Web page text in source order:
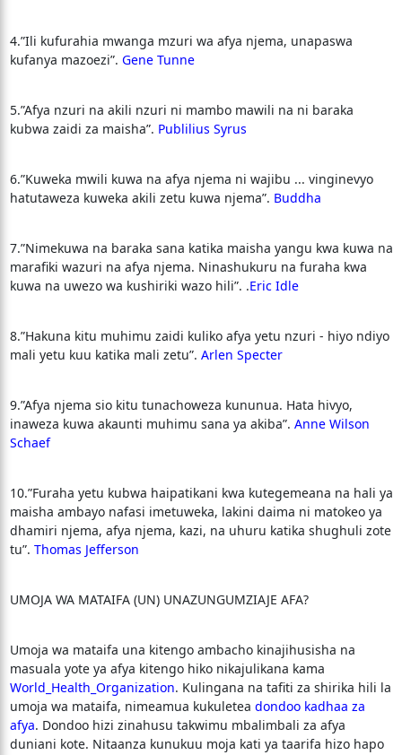
4.”Ili kufurahia mwanga mzuri wa afya njema, unapaswa
kufanya mazoezi”. Gene Tunne
5.”Afya nzuri na akili nzuri ni mambo mawili na ni baraka
kubwa zaidi za maisha”. Publilius Syrus
6.”Kuweka mwili kuwa na afya njema ni wajibu ... vinginevyo
hatutaweza kuweka akili zetu kuwa njema”. Buddha
7.”Nimekuwa na baraka sana katika maisha yangu kwa kuwa na
marafiki wazuri na afya njema. Ninashukuru na furaha kwa
kuwa na uwezo wa kushiriki wazo hili”. .Eric Idle
8.”Hakuna kitu muhimu zaidi kuliko afya yetu nzuri - hiyo ndiyo
mali yetu kuu katika mali zetu”. Arlen Specter
9.”Afya njema sio kitu tunachoweza kununua. Hata hivyo,
inaweza kuwa akaunti muhimu sana ya akiba”. Anne Wilson
Schaef
10.”Furaha yetu kubwa haipatikani kwa kutegemeana na hali ya
maisha ambayo nafasi imetuweka, lakini daima ni matokeo ya
dhamiri njema, afya njema, kazi, na uhuru katika shughuli zote
tu”. Thomas Jefferson
UMOJA WA MATAIFA (UN) UNAZUNGUMZIAJE AFA?
Umoja wa mataifa una kitengo ambacho kinajihusisha na
masuala yote ya afya kitengo hiko nikajulikana kama
World_Health_Organization. Kulingana na tafiti za shirika hili la
umoja wa mataifa, nimeamua kukuletea dondoo kadhaa za
afya. Dondoo hizi zinahusu takwimu mbalimbali za afya
duniani kote. Nitaanza kunukuu moja kati ya taarifa hizo hapo